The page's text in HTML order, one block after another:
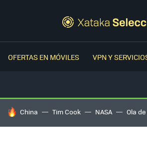
OFERTAS EN MÓVILES VPN Y
HOY SE HABLA DE
China Tim Cook NASA Ola